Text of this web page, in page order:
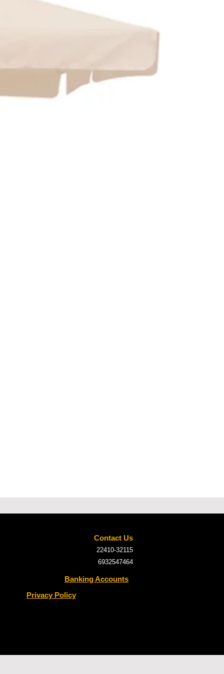
Contact Us
22410-32115
6932547464
Banking Accounts
Privacy Policy